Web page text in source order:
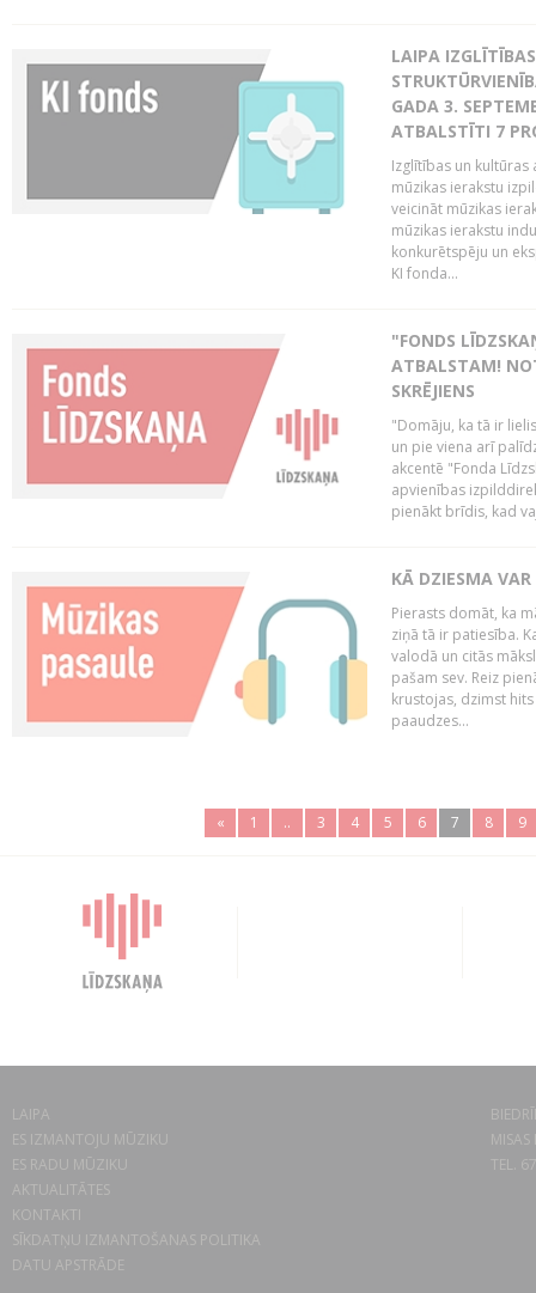
LAIPA
GADA 3.
ATBALSTĪTI 7
Izglītības un
mūzikas ierakstu
veicināt mūzikas
mūzikas ierakstu
konkurētspēju un
KI fonda...
"FONDS
ATBALSTAM!
SKRĒJIENS
"Domāju, ka tā ir
un pie viena arī
akcentē "Fonda
apvienības
pienākt brīdis, kad
KĀ DZIESMA
Pierasts domāt, ka
ziņā tā ir patiesība.
valodā un citās
pašam sev. Reiz
krustojas, dzimst
paaudzes...
« 1 .. 3 4 5 6 7 8 9
LAIPA
ES IZMANTOJU MŪZIKU
ES RADU MŪZIKU
AKTUALITĀTES
KONTAKTI
SĪKDATŅU IZMANTOŠANAS POLITIKA
DATU APSTRĀDE
TEL.